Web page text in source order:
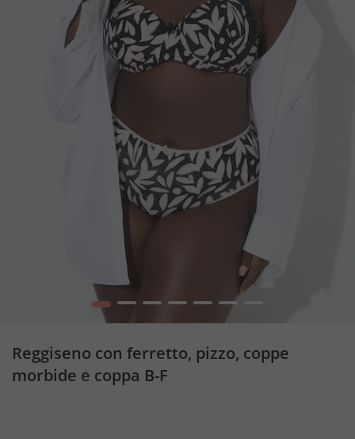
1 2 3 4 5 6
Reggiseno con ferretto, pizzo, coppe
morbide e coppa B-F